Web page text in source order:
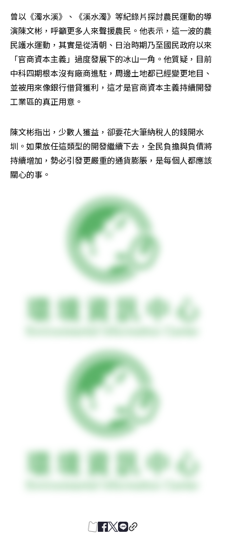
曾以《濁水溪》、《溪水濁》等紀錄片探討農民運動的導
演陳文彬，呼籲更多人來聲援農民。他表示，這一波的農
民護水運動，其實是從清朝、日治時期乃至國民政府以來
「官商資本主義」過度發展下的冰山一角。他質疑，目前
中科四期根本沒有廠商進駐，周邊土地都已經變更地目、
並被用來像銀行借貸獲利，這才是官商資本主義持續開發
工業區的真正用意。
陳文彬指出，少數人獲益，卻要花大筆納稅人的錢開水
圳。如果放任這類型的開發繼續下去，全民負擔與負債將
持續增加，勢必引發更嚴重的通貨膨脹，是每個人都應該
關心的事。